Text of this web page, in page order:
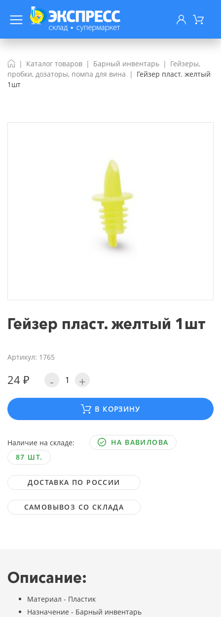
Каталог товаров Барный инвентарь
Гейзеры,
пробки, дозаторы, помпа для вина
Гейзер пласт. желтый
1шт
Гейзер пласт. желтый 1шт
Артикул: 1765
24 ₽ - +
В КОРЗИНУ
Наличие на складе:
НА ВАВИЛОВА
87 ШТ.
ДОСТАВКА ПО РОССИИ
САМОВЫВОЗ СО СКЛАДА
Описание:
Материал - Пластик
Назначение - Барный инвентарь